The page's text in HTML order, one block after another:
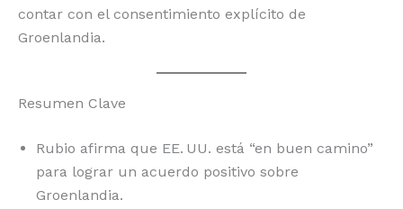
contar con el consentimiento explícito de
Groenlandia.
Resumen Clave
Rubio afirma que EE. UU. está “en buen camino”
para lograr un acuerdo positivo sobre
Groenlandia.